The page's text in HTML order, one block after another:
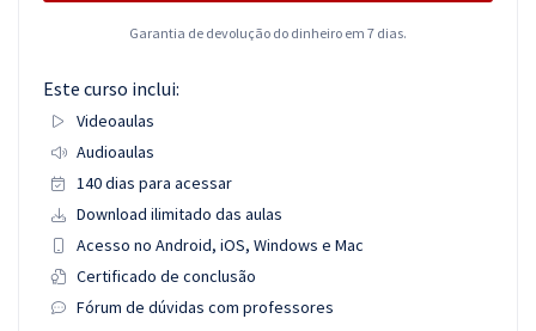
Garantia de devolução do dinheiro em 7 dias.
Este curso inclui:
Videoaulas
Audioaulas
140 dias para acessar
Download ilimitado das aulas
Acesso no Android, iOS, Windows e Mac
Certificado de conclusão
Fórum de dúvidas com professores